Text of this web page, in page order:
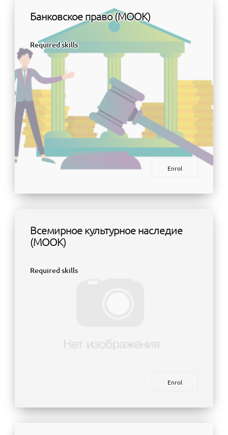
Банковское право (МООК)
Required skills
Enrol
Всемирное культурное наследие
(МООК)
Required skills
Enrol